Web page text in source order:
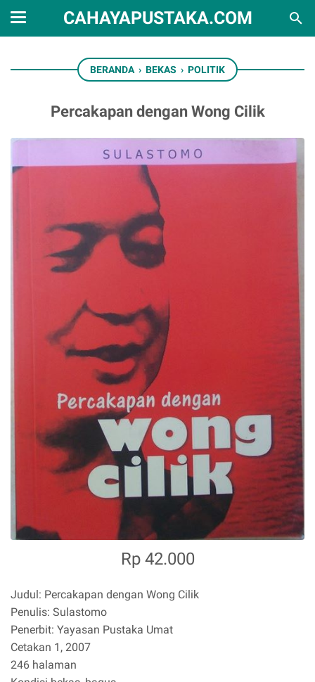
CAHAYAPUSTAKA.COM
BERANDA › BEKAS › POLITIK
Percakapan dengan Wong Cilik
Rp 42.000
Judul: Percakapan dengan Wong Cilik
Penulis: Sulastomo
Penerbit: Yayasan Pustaka Umat
Cetakan 1, 2007
246 halaman